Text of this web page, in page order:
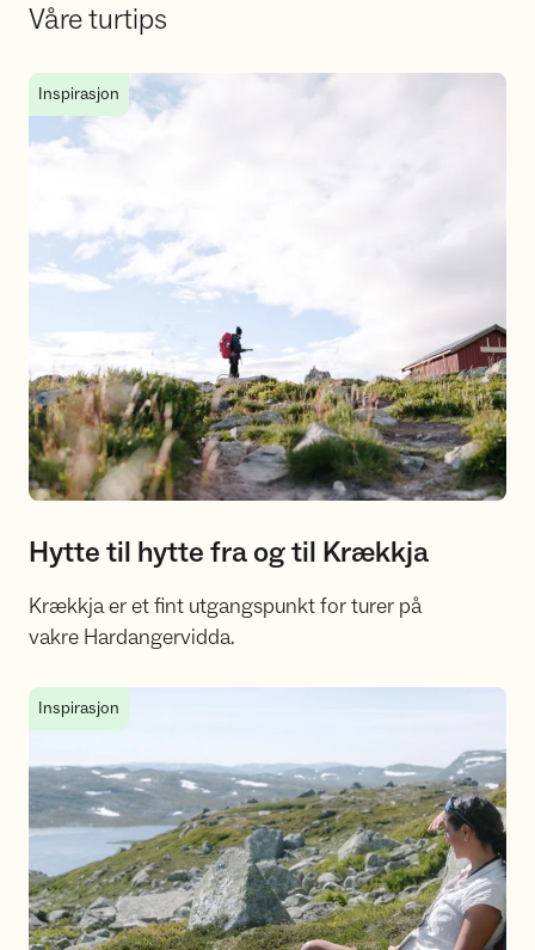
Våre turtips
Hytte til hytte fra og til Krækkja
Inspirasjon
Hytte til hytte fra og til Krækkja
Krækkja er et fint utgangspunkt for turer på
vakre Hardangervidda.
Dagsturer fra Krækkja
Inspirasjon